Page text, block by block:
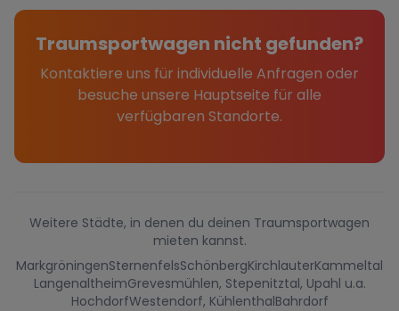
Traumsportwagen nicht gefunden?
Kontaktiere uns für individuelle Anfragen oder
besuche unsere Hauptseite für alle
verfügbaren Standorte.
Weitere Städte, in denen du deinen Traumsportwagen
mieten kannst.
MarkgröningenSternenfelsSchönbergKirchlauterKammeltal
LangenaltheimGrevesmühlen, Stepenitztal, Upahl u.a.
HochdorfWestendorf, KühlenthalBahrdorf